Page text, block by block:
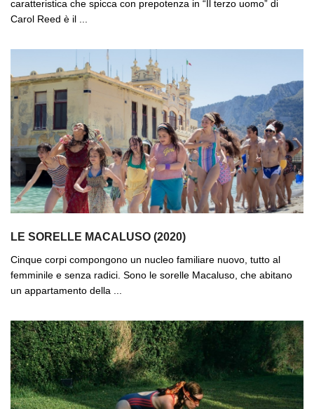
caratteristica che spicca con prepotenza in “Il terzo uomo” di
Carol Reed è il ...
LE SORELLE MACALUSO (2020)
Cinque corpi compongono un nucleo familiare nuovo, tutto al
femminile e senza radici. Sono le sorelle Macaluso, che abitano
un appartamento della ...